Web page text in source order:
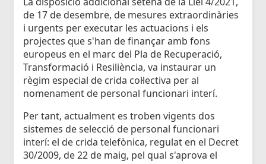
de 17 de desembre, de mesures extraordinàries
i urgents per executar les actuacions i els
projectes que s'han de finançar amb fons
europeus en el marc del Pla de Recuperació,
Transformació i Resiliència, va instaurar un
règim especial de crida col·lectiva per al
nomenament de personal funcionari interí.
Per tant, actualment es troben vigents dos
sistemes de selecció de personal funcionari
interí: el de crida telefònica, regulat en el Decret
30/2009, de 22 de maig, pel qual s'aprova el